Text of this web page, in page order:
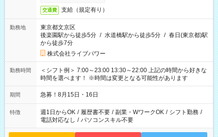
交通費 支給（規定有り）
勤務地
東京都文京区
後楽園駅から徒歩5分 / 水道橋駅から徒歩5分 / 春日(東京都)駅
から徒歩7分
株式会社ライブパワー
勤務時間
＜シフト例＞ 7:00～23:00 13:30～22:00 上記の時間から好きな
時間を選べます！ ※時間は変更となる可能性があります
期間 急募！8月15日・16日
特徴 週1日からOK / 履歴書不要 / 副業・WワークOK / シフト勤務 /
電話対応なし / パソコンスキル不要